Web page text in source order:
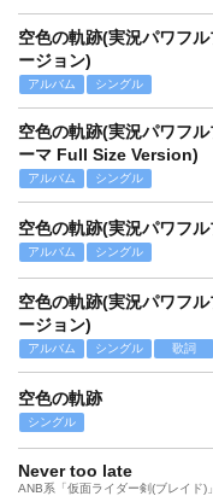
空色の軌跡(実況パワフ
ージョン)
アルバム シングル
空色の軌跡(実況パワフ
ーマ Full Size Version)
アルバム シングル
空色の軌跡(実況パワフ
アルバム シングル
空色の軌跡(実況パワフ
ージョン)
アルバム シングル 歌詞
空色の軌跡
シングル
Never too late
ANB系「仮面ライダー剣(ブレイド)